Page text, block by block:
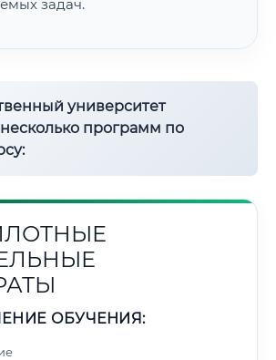
задач.
университет
программ по
ОБУЧЕНИЯ: